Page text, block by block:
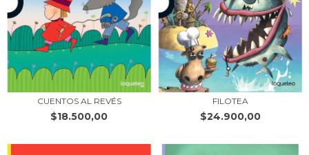
CUENTOS AL REVÉS
$18.500,00
FILOTEA
$24.900,00